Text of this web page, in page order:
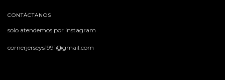
CONTÁCTANOS
solo atendemos por instagram
cornerjerseys1991@gmail.com